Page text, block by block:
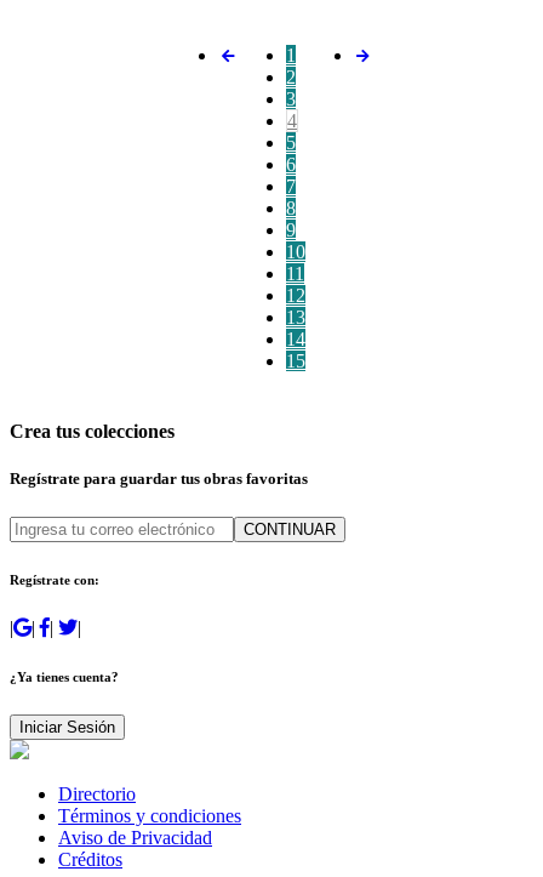
1
2
3
4
5
6
7
8
9
10
11
12
13
14
15
Crea tus colecciones
Regístrate para guardar tus obras favoritas
CONTINUAR
Regístrate con:
| | | |
¿Ya tienes cuenta?
Iniciar Sesión
Directorio
Términos y condiciones
Aviso de Privacidad
Créditos